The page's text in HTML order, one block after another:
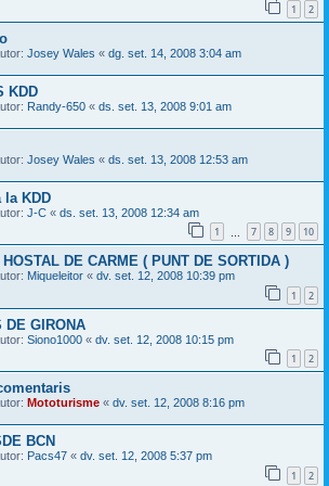
1 2
Josey Wales « dg. set. 14, 2008 3:04 am
KDD
Randy-650 « ds. set. 13, 2008 9:01 am
Josey Wales « ds. set. 13, 2008 12:53 am
KDD
J-C « ds. set. 13, 2008 12:34 am
1 7 8 9 10
DE CARME ( PUNT DE SORTIDA )
Miqueleitor « dv. set. 12, 2008 10:39 pm
1 2
DE GIRONA
Siono1000 « dv. set. 12, 2008 10:15 pm
1 2
Mototurisme « dv. set. 12, 2008 8:16 pm
BCN
Pacs47 « dv. set. 12, 2008 5:37 pm
1 2